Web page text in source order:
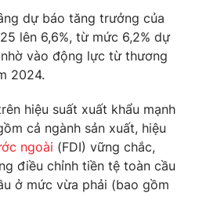
Podcast
Infographic
Shorts video
VTV Thể thao
Bất động sản
dự báo tăng trưởng của
lên 6,6%, từ mức 6,2% dự
vào động lực từ thương
2024.
hiệu suất xuất khẩu mạnh
cả ngành sản xuất, hiệu
ngoài (FDI) vững chắc,
điều chỉnh tiền tệ toàn cầu
ở mức vừa phải (bao gồm